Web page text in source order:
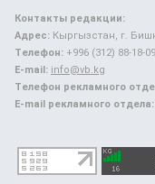
Контакты редакции:
Адрес: Кыргызстан, г.
Телефон: +996 (312) 88-18-
E-mail: info@vb.kg
Телефон рекламного
E-mail рекламного отдела: